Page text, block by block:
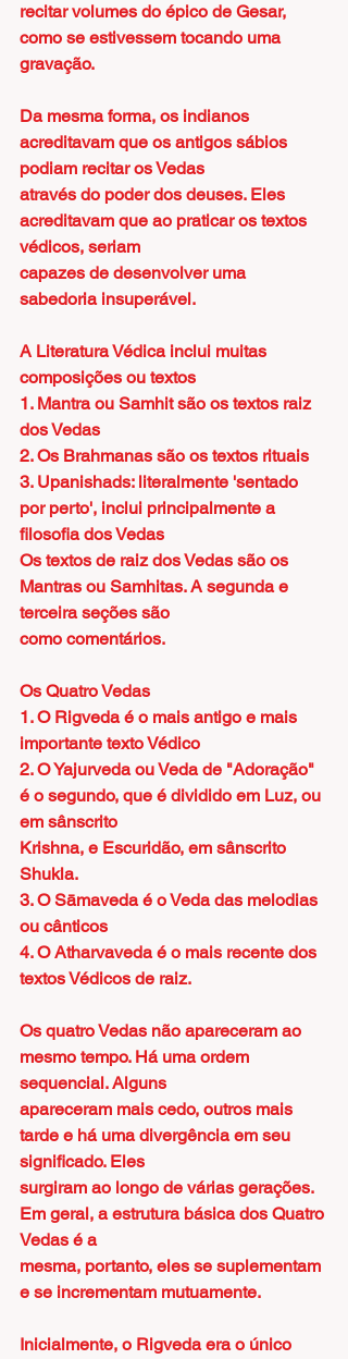
recitar volumes do épico de Gesar,
como se estivessem tocando uma
gravação.
Da mesma forma, os indianos
acreditavam que os antigos sábios
podiam recitar os Vedas
através do poder dos deuses. Eles
acreditavam que ao praticar os textos
védicos, seriam
capazes de desenvolver uma
sabedoria insuperável.
A Literatura Védica inclui muitas
composições ou textos
1. Mantra ou Samhit são os textos raiz
dos Vedas
2. Os Brahmanas são os textos rituais
3. Upanishads: literalmente 'sentado
por perto', inclui principalmente a
filosofia dos Vedas
Os textos de raiz dos Vedas são os
Mantras ou Samhitas. A segunda e
terceira seções são
como comentários.
Os Quatro Vedas
1. O Rigveda é o mais antigo e mais
importante texto Védico
2. O Yajurveda ou Veda de "Adoração"
é o segundo, que é dividido em Luz, ou
em sânscrito
Krishna, e Escuridão, em sânscrito
Shukla.
3. O Sāmaveda é o Veda das melodias
ou cânticos
4. O Atharvaveda é o mais recente dos
textos Védicos de raiz.
Os quatro Vedas não apareceram ao
mesmo tempo. Há uma ordem
sequencial. Alguns
apareceram mais cedo, outros mais
tarde e há uma divergência em seu
significado. Eles
surgiram ao longo de várias gerações.
Em geral, a estrutura básica dos Quatro
Vedas é a
mesma, portanto, eles se suplementam
e se incrementam mutuamente.
Inicialmente, o Rigveda era o único